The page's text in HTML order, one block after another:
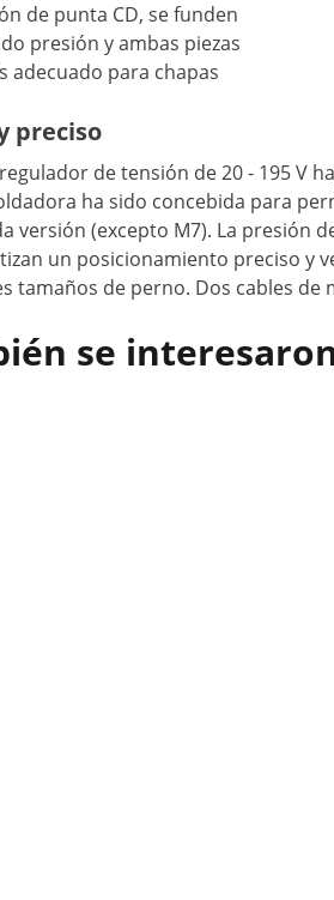
de punta CD, se funden
presión y ambas piezas
adecuado para chapas
preciso
de tensión de 20 - 195 V
ha sido concebida para
(excepto M7). La presión
un posicionamiento preciso y
de perno. Dos cables de
se